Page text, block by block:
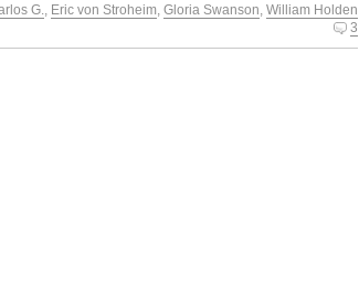
G., Eric von Stroheim, Gloria Swanson, William Holden
3